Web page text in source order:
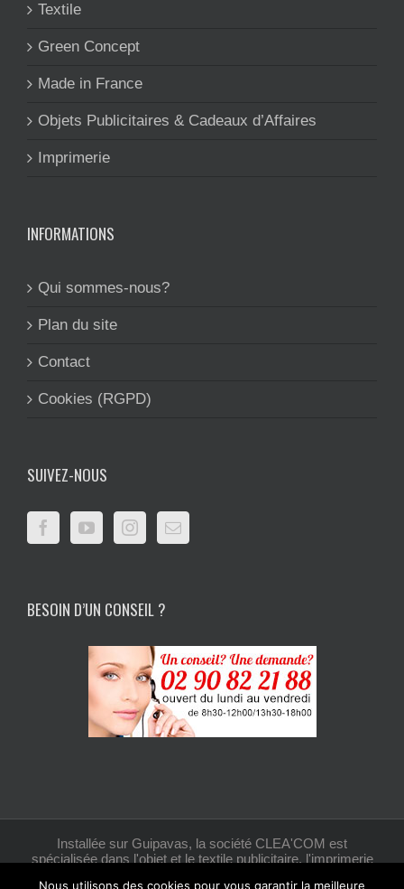
Textile
Green Concept
Made in France
Objets Publicitaires & Cadeaux d’Affaires
Imprimerie
INFORMATIONS
Qui sommes-nous?
Plan du site
Contact
Cookies (RGPD)
SUIVEZ-NOUS
BESOIN D’UN CONSEIL ?
Installée sur Guipavas, la société CLEA'COM est
spécialisée dans l'objet et le textile publicitaire, l'imprimerie
Nous utilisons des cookies pour vous garantir la meilleure